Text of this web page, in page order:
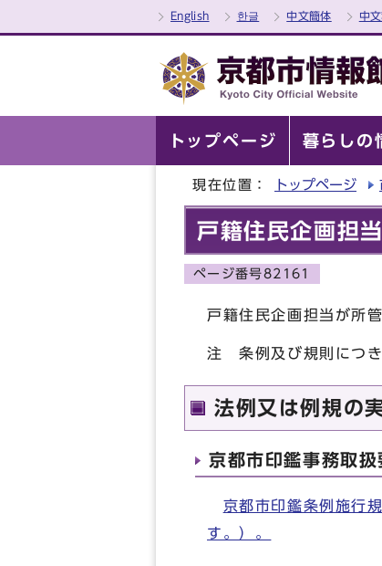
English 한글 中文簡体 中
トップページ 暮らしの
現在位置： トップページ
戸籍住民企画担
ページ番号82161
戸籍住民企画担当が所
注 条例及び規則につき
法例又は例規の
京都市印鑑事務取扱
京都市印鑑条例施行
す。）。